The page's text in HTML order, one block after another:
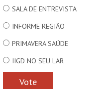
SALA DE ENTREVISTA
INFORME REGIÃO
PRIMAVERA SAÚDE
IIGD NO SEU LAR
Vote